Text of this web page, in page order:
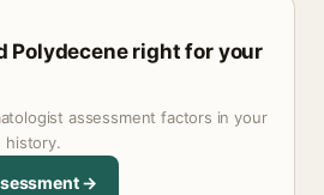
Polydecene right for your
assessment factors in your
history.
→